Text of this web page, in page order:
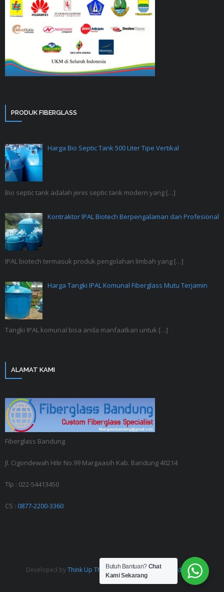
PRODUK FIBERGLASS
Harga Bio Septic Tank 500 Liter Tipe Vertikal
Bio septic tank adalah jenis septic tank modern yang […]
Kontraktor IPAL Biotech Berpengalaman dan Profesional
IPAL biotech termasuk produk pengolahan limbah yang […]
Harga Tangki IPAL Komunal Fiberglass Mutu Terjamin
Tangki IPAL komunal bisa anda manfaatkan untuk […]
ALAMAT KAMI
Fiberglass Bandung
Jl. Cigondewah Hilir No.99 Margaasih Kab. Bandung 40214
Tlp : 022-54413450
CS : 0877-2200-3360
Developed byThink Up Themes Ltd. Powered by WordPress.
Butuh Bantuan? Chat
Kami Sekarang